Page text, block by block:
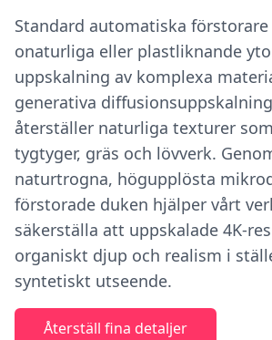
Standard automatiska
onaturliga eller plastliknande
uppskalning av komplexa
generativa
återställer naturliga texturer
tygtyger, gräs och lövverk.
naturtrogna, högupplösta
förstorade duken hjälper vårt
säkerställa att uppskalade 4K-
organiskt djup och realism i
syntetiskt utseende.
Återställ fina detaljer